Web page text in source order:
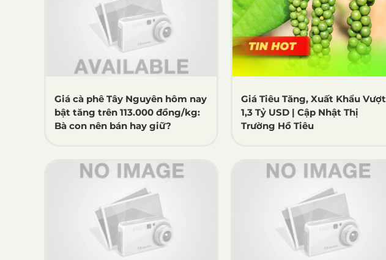
Giá cà phê Tây Nguyên hôm nay
bật tăng trên 113.000 đồng/kg:
Bà con nên bán hay giữ?
Giá Tiêu Tăng, Xuất Khẩu Vượt
1,3 Tỷ USD | Cập Nhật Thị
Trường Hồ Tiêu